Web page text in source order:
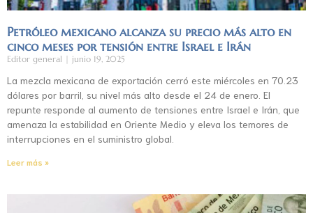
Petróleo mexicano alcanza su precio más alto en
cinco meses por tensión entre Israel e Irán
Editor general junio 19, 2025
La mezcla mexicana de exportación cerró este miércoles en 70.23
dólares por barril, su nivel más alto desde el 24 de enero. El
repunte responde al aumento de tensiones entre Israel e Irán, que
amenaza la estabilidad en Oriente Medio y eleva los temores de
interrupciones en el suministro global.
Leer más »